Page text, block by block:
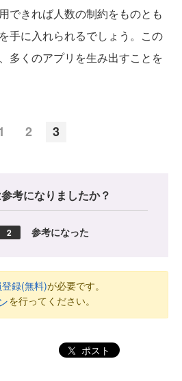
できれば人数の制約をものとも
手に入れられるでしょう。この
多くのアプリを生み出すことを
2 3
考になりましたか？
2 参考になった
録(無料)が必要です。
を行ってください。
ポスト